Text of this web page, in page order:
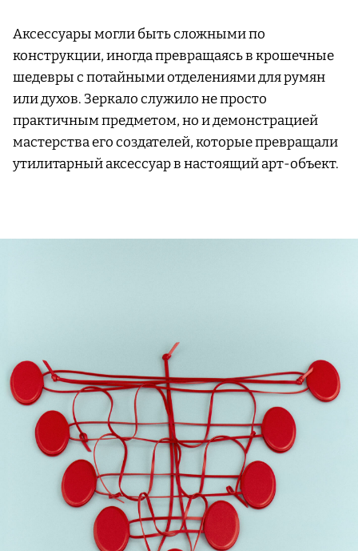
Аксессуары могли быть сложными по
конструкции, иногда превращаясь в крошечные
шедевры с потайными отделениями для румян
или духов. Зеркало служило не просто
практичным предметом, но и демонстрацией
мастерства его создателей, которые превращали
утилитарный аксессуар в настоящий арт-объект.